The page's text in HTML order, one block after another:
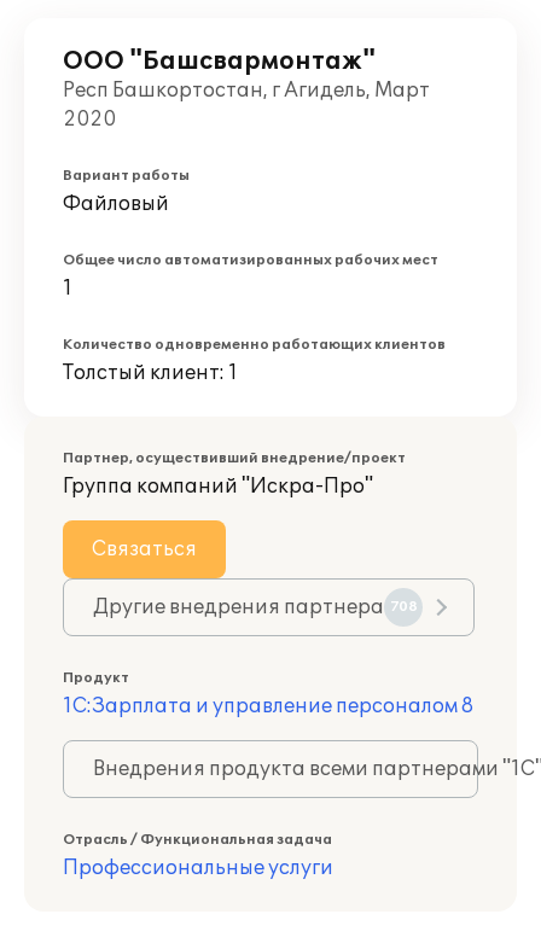
ООО "Башсвармонтаж"
Респ Башкортостан, г Агидель, Март
2020
Вариант работы
Файловый
Общее число автоматизированных рабочих мест
1
Количество одновременно работающих клиентов
Толстый клиент: 1
Партнер, осуществивший внедрение/проект
Группа компаний "Искра-Про"
Связаться
Другие внедрения партнера 708
Продукт
1С:Зарплата и управление персоналом 8
Внедрения продукта всеми партнерами
Отрасль / Функциональная задача
Профессиональные услуги